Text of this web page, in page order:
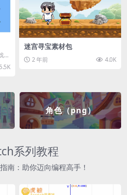
开
5.5K
迷宫寻宝素材包
2 年前 4.0K
角色（png）
系列教程
南：助你迈向编程高手！